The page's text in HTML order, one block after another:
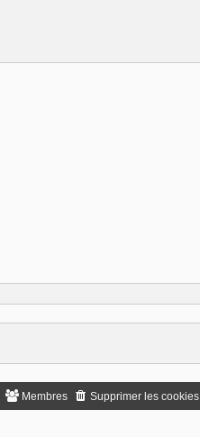
Supprimer les cookies
Membres